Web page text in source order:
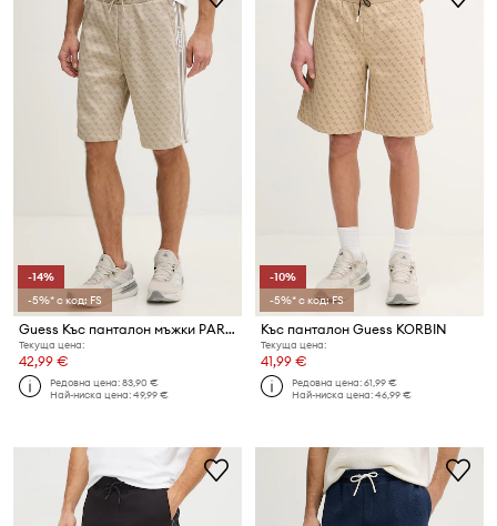
-14%
-5%* с код: FS
Guess Къс панталон мъжки PARIMO
Текуща цена:
42,99 €
Редовна цена:83,90 €
Най-ниска цена:49,99 €
-10%
-5%* с код: FS
Къс панталон Guess KORBIN
Текуща цена:
41,99 €
Редовна цена:61,99 €
Най-ниска цена:46,99 €